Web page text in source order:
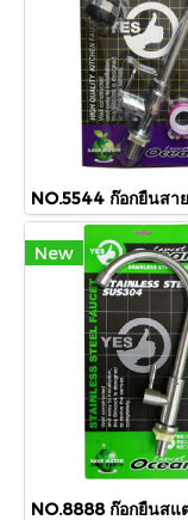
New